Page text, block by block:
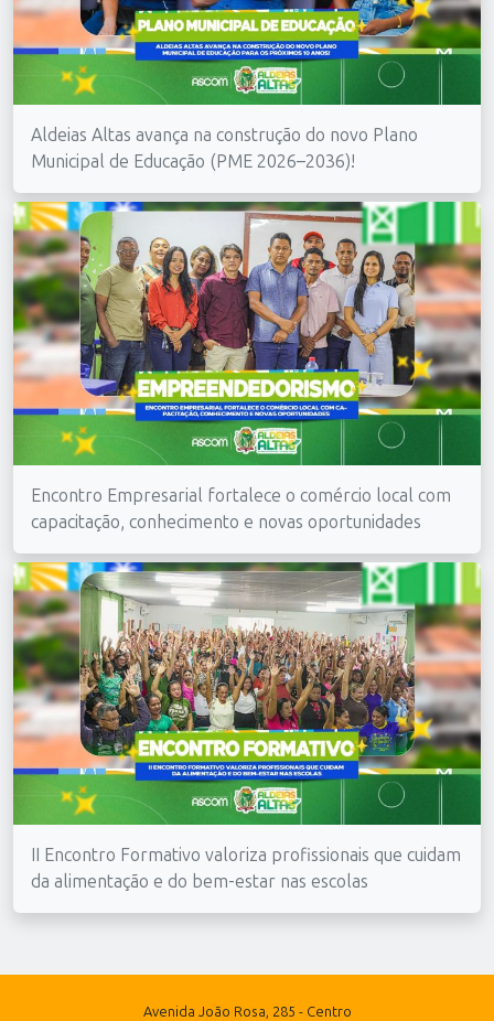
Aldeias Altas avança na construção do novo Plano
Municipal de Educação (PME 2026–2036)!
Encontro Empresarial fortalece o comércio local com
capacitação, conhecimento e novas oportunidades
II Encontro Formativo valoriza profissionais que cuidam
da alimentação e do bem-estar nas escolas
Avenida João Rosa, 285 - Centro